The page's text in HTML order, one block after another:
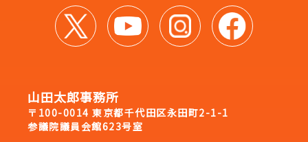
山田太郎事務所
〒100-0014 東京都千代田区永田町2-1-1
参議院議員会館623号室